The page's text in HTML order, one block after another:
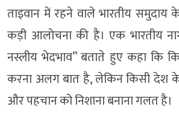
ताइवान में रहने वाले भारतीय समुदाय
कड़ी आलोचना की है। एक भारतीय
नस्लीय भेदभाव” बताते हुए कहा कि
करना अलग बात है, लेकिन किसी देश
और पहचान को निशाना बनाना गलत है।